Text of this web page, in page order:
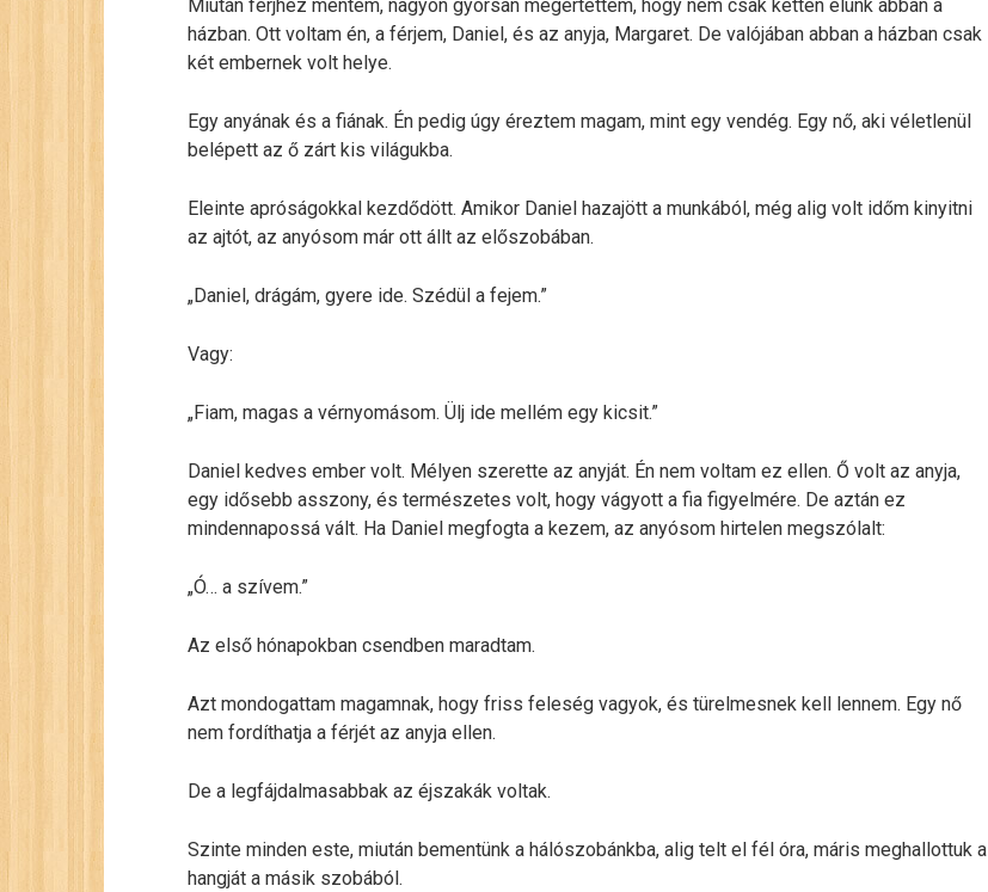
Miután férjhez mentem, nagyon gyorsan megértettem, hogy nem csak ketten élünk abban a
házban. Ott voltam én, a férjem, Daniel, és az anyja, Margaret. De valójában abban a házban csak
két embernek volt helye.
Egy anyának és a fiának. Én pedig úgy éreztem magam, mint egy vendég. Egy nő, aki véletlenül
belépett az ő zárt kis világukba.
Eleinte apróságokkal kezdődött. Amikor Daniel hazajött a munkából, még alig volt időm kinyitni
az ajtót, az anyósom már ott állt az előszobában.
„Daniel, drágám, gyere ide. Szédül a fejem.”
Vagy:
„Fiam, magas a vérnyomásom. Ülj ide mellém egy kicsit.”
Daniel kedves ember volt. Mélyen szerette az anyját. Én nem voltam ez ellen. Ő volt az anyja,
egy idősebb asszony, és természetes volt, hogy vágyott a fia figyelmére. De aztán ez
mindennapossá vált. Ha Daniel megfogta a kezem, az anyósom hirtelen megszólalt:
„Ó… a szívem.”
Az első hónapokban csendben maradtam.
Azt mondogattam magamnak, hogy friss feleség vagyok, és türelmesnek kell lennem. Egy nő
nem fordíthatja a férjét az anyja ellen.
De a legfájdalmasabbak az éjszakák voltak.
Szinte minden este, miután bementünk a hálószobánkba, alig telt el fél óra, máris meghallottuk a
hangját a másik szobából.